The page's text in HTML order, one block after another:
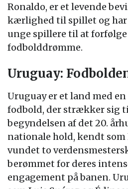
Ronaldo, er et levende
kærlighed til spillet og
unge spillere til at forfølge
fodbolddrømme.
Uruguay:
Uruguay er et land med
fodbold, der strækker sig
begyndelsen af det 20.
nationale hold, kendt som
vundet to
berømmet for deres
engagement på banen.